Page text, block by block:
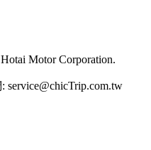
Motor Corporation.
service@chicTrip.com.tw